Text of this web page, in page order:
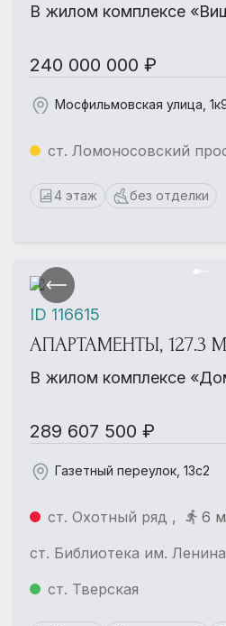
В жилом комплексе
240 000 000 ₽
Мосфильмовская улица,
ст. Ломоносовский
4 этаж без отделки
АПАРТАМЕНТЫ, 127.3
В жилом комплексе
289 607 500 ₽
Газетный переулок, 13с2
ст. Охотный ряд , 6
ст. Библиотека им. Ленина
ст. Тверская
ID 116615